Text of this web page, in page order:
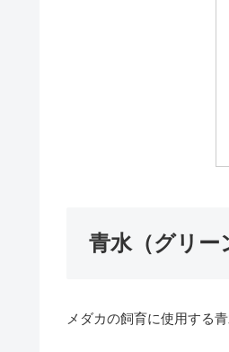
青水（グリー
メダカの飼育に使用する